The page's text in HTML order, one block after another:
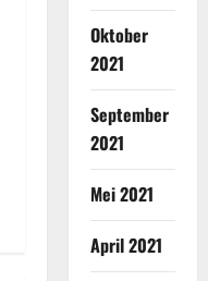
Oktober
2021
September
2021
Mei 2021
April 2021